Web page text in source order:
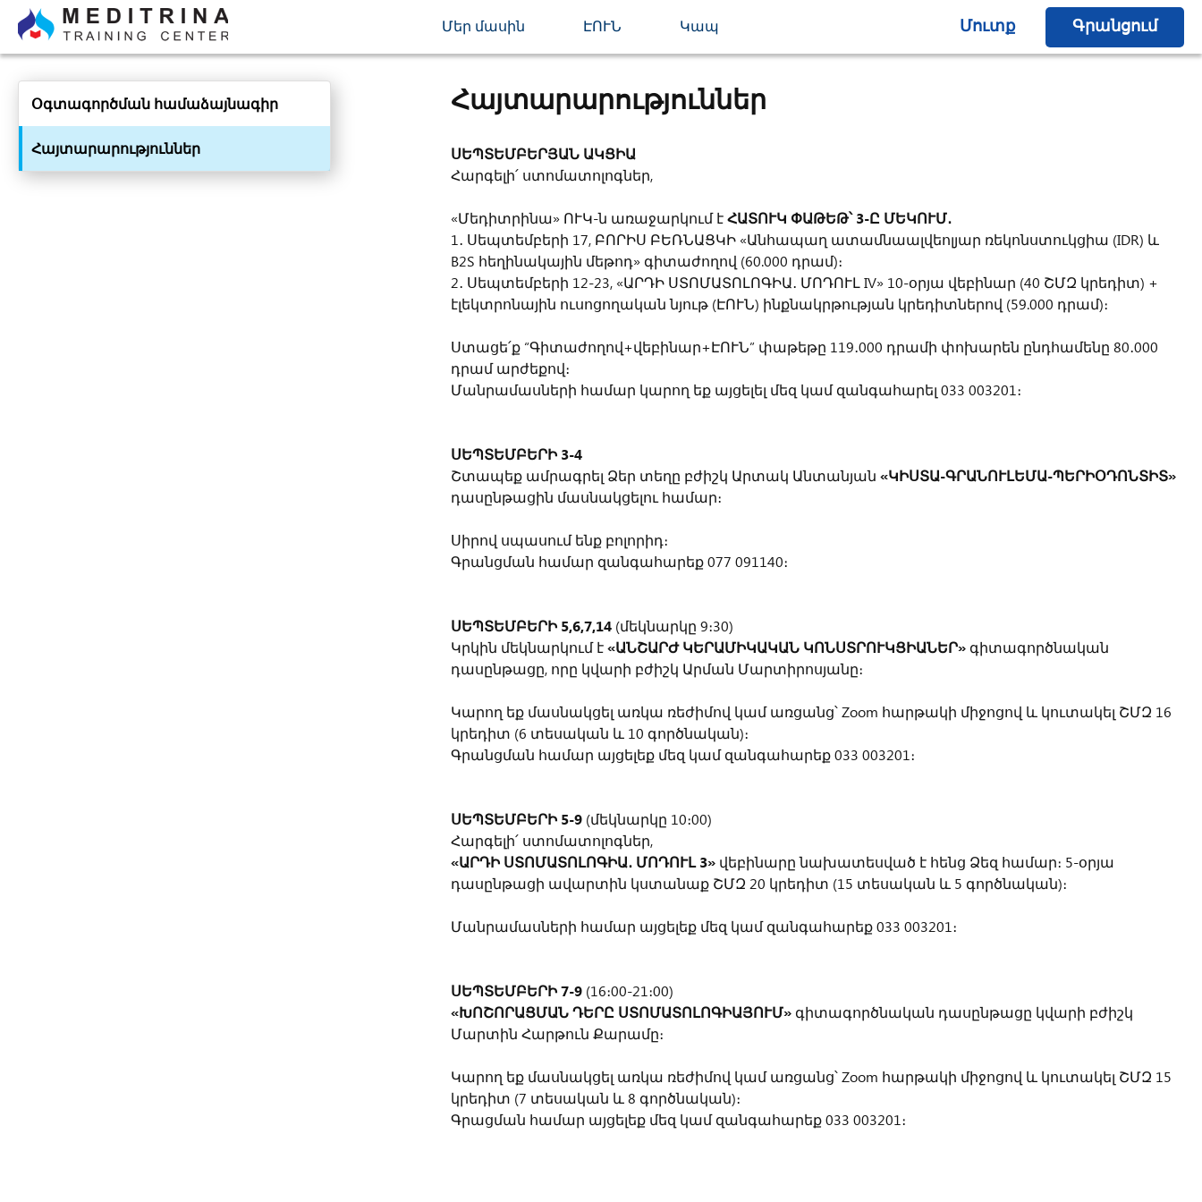
Մեր մասին ԷՈՒՆ Կապ Մուտք Գրանցում
Օգտագործման համաձայնագիր
Հայտարարություններ
Հայտարարություններ
ՍԵՊՏԵՄԲԵՐՅԱՆ ԱԿՑԻԱ
Հարգելի՛ ստոմատոլոգներ,
«Մեդիտրինա» ՈՒԿ-ն առաջարկում էՀԱՏՈՒԿ ՓԱԹԵԹ՝ 3-Ը ՄԵԿՈՒՄ․
1․ Սեպտեմբերի 17, ԲՈՐԻՍ ԲԵՌՆԱՑԿԻ «Անհապաղ ատամնաալվեոլյար ռեկոնստուկցիա (IDR) և
B2S հեղինակային մեթոդ» գիտաժողով (60.000 դրամ)։
2․ Սեպտեմբերի 12-23, «ԱՐԴԻ ՍՏՈՄԱՏՈԼՈԳԻԱ․ ՄՈԴՈՒԼ IV» 10-օրյա վեբինար (40 ՇՄԶ կրեդիտ) +
էլեկտրոնային ուսոցողական նյութ (ԷՈՒՆ) ինքնակրթության կրեդիտներով (59.000 դրամ)։
Ստացե՛ք “Գիտաժողով+վեբինար+ԷՈՒՆ” փաթեթը 119․000 դրամի փոխարեն ընդհամենը 80․000
դրամ արժեքով։
Մանրամասների համար կարող եք այցելել մեզ կամ զանգահարել 033 003201։
ՍԵՊՏԵՄԲԵՐԻ 3-4
Շտապեք ամրագրել Ձեր տեղը բժիշկ Արտակ Անտանյան«ԿԻՍՏԱ-ԳՐԱՆՈՒԼԵՄԱ-ՊԵՐԻՕԴՈՆՏԻՏ»
դասընթացին մասնակցելու համար։
Սիրով սպասում ենք բոլորիդ։
Գրանցման համար զանգահարեք 077 091140։
ՍԵՊՏԵՄԲԵՐԻ 5,6,7,14 (մեկնարկը 9։30)
Կրկին մեկնարկում է«ԱՆՇԱՐԺ ԿԵՐԱՄԻԿԱԿԱՆ ԿՈՆՍՏՐՈՒԿՑԻԱՆԵՐ» գիտագործնական
դասընթացը, որը կվարի բժիշկ Արման Մարտիրոսյանը։
Կարող եք մասնակցել առկա ռեժիմով կամ առցանց՝ Zoom հարթակի միջոցով և կուտակել ՇՄԶ 16
կրեդիտ (6 տեսական և 10 գործնական)։
Գրանցման համար այցելեք մեզ կամ զանգահարեք 033 003201։
ՍԵՊՏԵՄԲԵՐԻ 5-9 (մեկնարկը 10։00)
Հարգելի՛ ստոմատոլոգներ,
«ԱՐԴԻ ՍՏՈՄԱՏՈԼՈԳԻԱ․ ՄՈԴՈՒԼ 3» վեբինարը նախատեսված է հենց Ձեզ համար։ 5-օրյա
դասընթացի ավարտին կստանաք ՇՄԶ 20 կրեդիտ (15 տեսական և 5 գործնական)։
Մանրամասների համար այցելեք մեզ կամ զանգահարեք 033 003201։
ՍԵՊՏԵՄԲԵՐԻ 7-9 (16։00-21։00)
«ԽՈՇՈՐԱՑՄԱՆ ԴԵՐԸ ՍՏՈՄԱՏՈԼՈԳԻԱՅՈՒՄ» գիտագործնական դասընթացը կվարի բժիշկ
Մարտին Հարթուն Քարամը։
Կարող եք մասնակցել առկա ռեժիմով կամ առցանց՝ Zoom հարթակի միջոցով և կուտակել ՇՄԶ 15
կրեդիտ (7 տեսական և 8 գործնական)։
Գրացման համար այցելեք մեզ կամ զանգահարեք 033 003201։